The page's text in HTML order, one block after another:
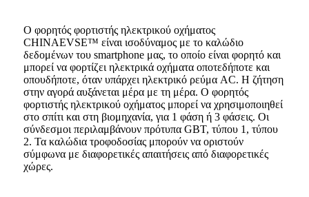
Ο φορητός φορτιστής ηλεκτρικού οχήματος
CHINAEVSE™️ είναι ισοδύναμος με το καλώδιο
δεδομένων του smartphone μας, το οποίο είναι φορητό και
μπορεί να φορτίζει ηλεκτρικά οχήματα οποτεδήποτε και
οπουδήποτε, όταν υπάρχει ηλεκτρικό ρεύμα AC. Η ζήτηση
στην αγορά αυξάνεται μέρα με τη μέρα. Ο φορητός
φορτιστής ηλεκτρικού οχήματος μπορεί να χρησιμοποιηθεί
στο σπίτι και στη βιομηχανία, για 1 φάση ή 3 φάσεις. Οι
σύνδεσμοι περιλαμβάνουν πρότυπα GBT, τύπου 1, τύπου
2. Τα καλώδια τροφοδοσίας μπορούν να οριστούν
σύμφωνα με διαφορετικές απαιτήσεις από διαφορετικές
χώρες.